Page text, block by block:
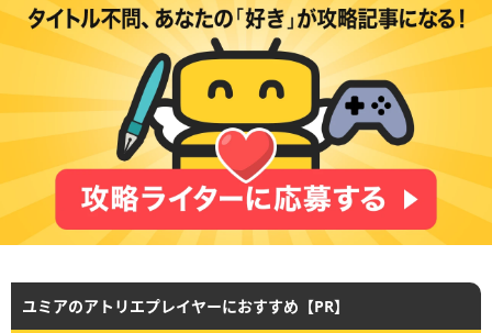
ユミアのアトリエプレイヤーにおすすめ【PR】